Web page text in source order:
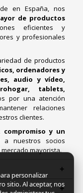
en España, nos
de productos
eficientes y
y profesionales
de productos
ordenadores y
audio y vídeo,
tablets,
por una atención
relaciones
clientes.
compromiso y un
a nuestros socios
mayorista.
personalizar
sitio. Al aceptar, nos